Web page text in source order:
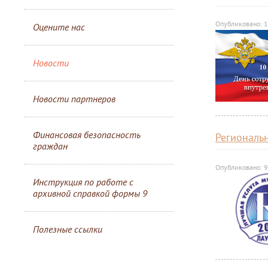
Оцените нас
Новости
Новости партнеров
Финансовая безопасность
граждан
Инструкция по работе с
архивной справкой формы 9
Полезные ссылки
Опубликовано:
Опубликовано: